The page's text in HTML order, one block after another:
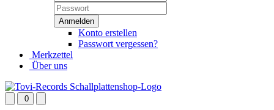
Konto erstellen
Passwort vergessen?
Merkzettel
Über uns
0